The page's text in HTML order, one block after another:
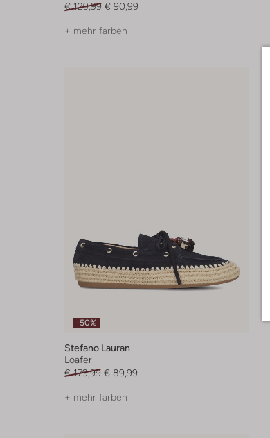
€ 129,99 € 90,99
+ mehr farben
-50%
Stefano Lauran
Loafer
€ 179,99 € 89,99
+ mehr farben